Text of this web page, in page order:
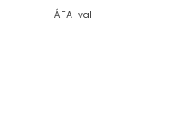
ÁFA-val